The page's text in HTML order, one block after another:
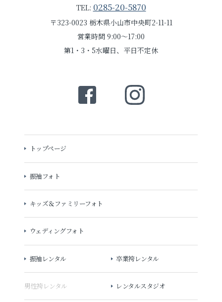
TEL: 0285-20-5870
〒323-0023 栃木県小山市中央町2-11-11
営業時間 9:00～17:00
第1・3・5水曜日、平日不定休
トップページ
振袖フォト
キッズ＆ファミリーフォト
ウェディングフォト
振袖レンタル 卒業袴レンタル
男性袴レンタル レンタルスタジオ